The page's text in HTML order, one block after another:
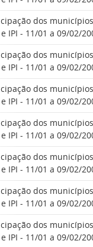
dos
e IPI - 11/01 a 09/02/
dos
e IPI - 11/01 a 09/02/
dos
e IPI - 11/01 a 09/02/
dos
e IPI - 11/01 a 09/02/
dos
e IPI - 11/01 a 09/02/
dos
e IPI - 11/01 a 09/02/
dos
e IPI - 11/01 a 09/02/